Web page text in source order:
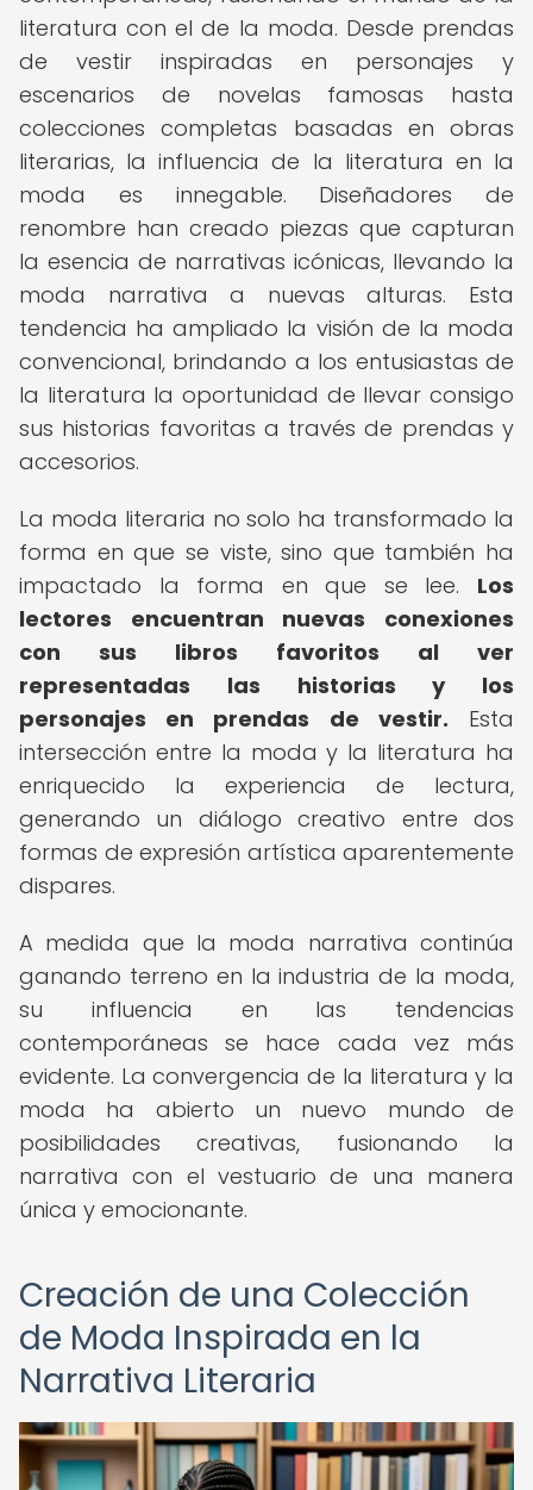
literatura con el de la moda. Desde prendas
de vestir inspiradas en personajes y
escenarios de novelas famosas hasta
colecciones completas basadas en obras
literarias, la influencia de la literatura en la
moda es innegable. Diseñadores de
renombre han creado piezas que capturan
la esencia de narrativas icónicas, llevando la
moda narrativa a nuevas alturas. Esta
tendencia ha ampliado la visión de la moda
convencional, brindando a los entusiastas de
la literatura la oportunidad de llevar consigo
sus historias favoritas a través de prendas y
accesorios.
La moda literaria no solo ha transformado la
forma en que se viste, sino que también ha
impactado la forma en que se lee. Los
lectores encuentran nuevas conexiones
con sus libros favoritos al ver
representadas las historias y los
personajes en prendas de vestir. Esta
intersección entre la moda y la literatura ha
enriquecido la experiencia de lectura,
generando un diálogo creativo entre dos
formas de expresión artística aparentemente
dispares.
A medida que la moda narrativa continúa
ganando terreno en la industria de la moda,
su influencia en las tendencias
contemporáneas se hace cada vez más
evidente. La convergencia de la literatura y la
moda ha abierto un nuevo mundo de
posibilidades creativas, fusionando la
narrativa con el vestuario de una manera
única y emocionante.
Creación de una Colección
de Moda Inspirada en la
Narrativa Literaria